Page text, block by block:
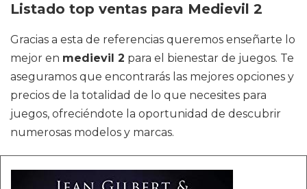
Listado top ventas para Medievil 2
Gracias a esta de referencias queremos enseñarte lo
mejor en medievil 2 para el bienestar de juegos. Te
aseguramos que encontrarás las mejores opciones y
precios de la totalidad de lo que necesites para
juegos, ofreciéndote la oportunidad de descubrir
numerosas modelos y marcas.